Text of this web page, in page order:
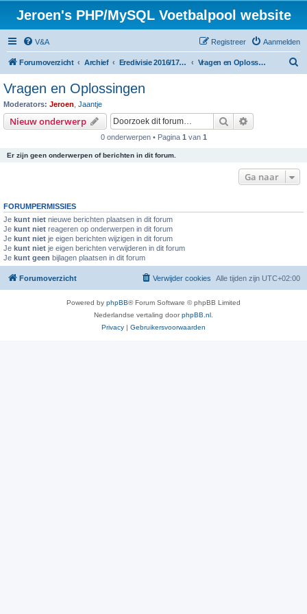
Jeroen's PHP/MySQL Voetbalpool website
V&A Aanmelden
Registreer
Forumoverzicht Archief Eredivisie 2016/17 voetbalpool Vragen en Oplossingen
Vragen en Oplossingen
Moderators: Jeroen Jaantje
Nieuw onderwerp Zoek
0 onderwerpen • Pagina 1 van 1
Er zijn geen onderwerpen of berichten in dit forum.
Ga naar
FORUMPERMISSIES
Je kunt niet nieuwe berichten plaatsen in dit forum
Je kunt niet reageren op onderwerpen in dit forum
Je kunt niet je eigen berichten wijzigen in dit forum
Je kunt niet je eigen berichten verwijderen in dit forum
Je kunt geen bijlagen plaatsen in dit forum
Forumoverzicht Alle tijden zijn UTC+02:00
Verwijder cookies
Powered by phpBB® Forum Software © phpBB Limited
Nederlandse vertaling doorphpBB.nl
Privacy | Gebruikersvoorwaarden